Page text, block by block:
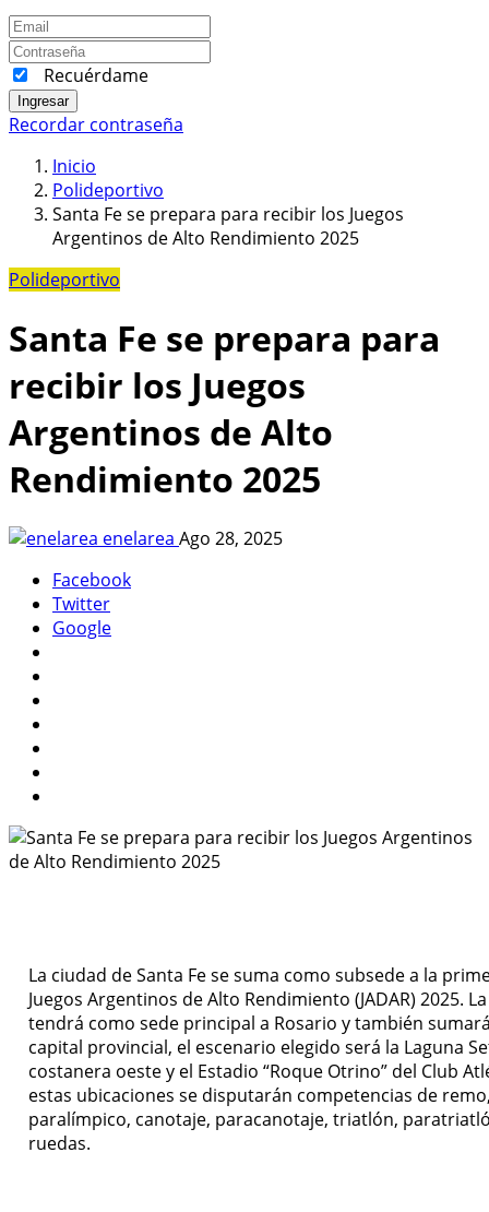
Recuérdame
Ingresar
Recordar contraseña
Inicio
Polideportivo
Santa Fe se prepara para recibir los Juegos
Argentinos de Alto Rendimiento 2025
Polideportivo
Santa Fe se prepara para
recibir los Juegos
Argentinos de Alto
Rendimiento 2025
enelarea Ago 28, 2025
Facebook
Twitter
Google
La ciudad de Santa Fe se suma como subsede a la
Juegos Argentinos de Alto Rendimiento (JADAR) 2025.
tendrá como sede principal a Rosario y también
capital provincial, el escenario elegido será la Laguna
costanera oeste y el Estadio “Roque Otrino” del Club
estas ubicaciones se disputarán competencias de
paralímpico, canotaje, paracanotaje, triatlón,
ruedas.